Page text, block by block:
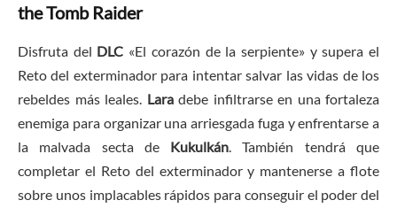
the Tomb Raider
Disfruta del DLC «El corazón de la serpiente» y supera el
Reto del exterminador para intentar salvar las vidas de los
rebeldes más leales. Lara debe infiltrarse en una fortaleza
enemiga para organizar una arriesgada fuga y enfrentarse a
la malvada secta de Kukulkán. También tendrá que
completar el Reto del exterminador y mantenerse a flote
sobre unos implacables rápidos para conseguir el poder del